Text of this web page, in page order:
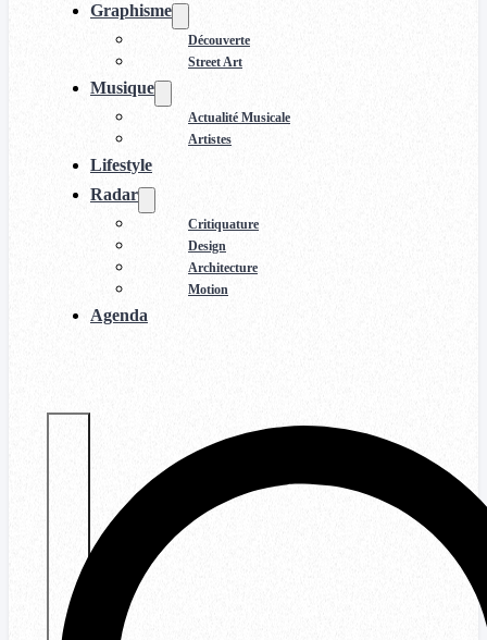
Graphisme
Découverte
Street Art
Musique
Actualité Musicale
Artistes
Lifestyle
Radar
Critiquature
Design
Architecture
Motion
Agenda